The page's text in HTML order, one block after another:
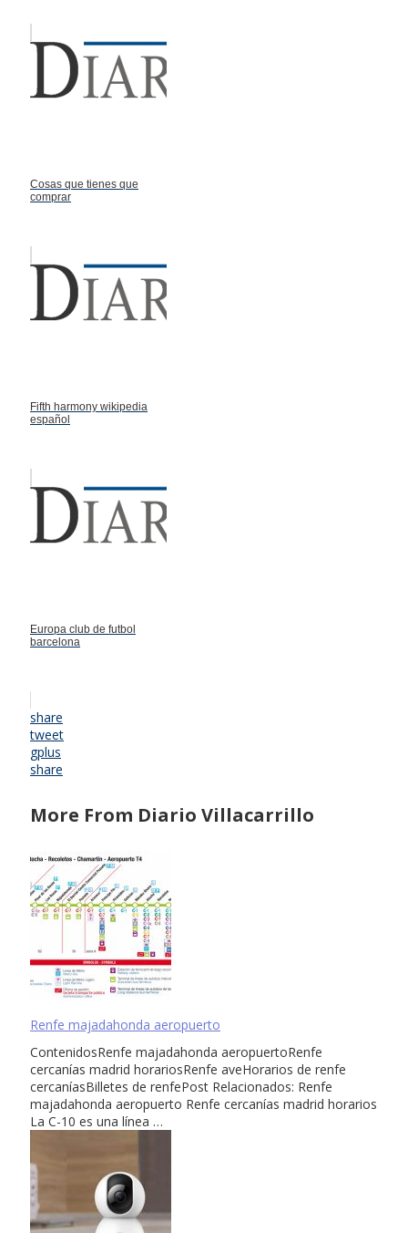
Cosas que tienes que
comprar
Fifth harmony wikipedia
español
Europa club de futbol
barcelona
share
tweet
gplus
share
More From Diario Villacarrillo
Renfe majadahonda aeropuerto
ContenidosRenfe majadahonda aeropuertoRenfe
cercanías madrid horariosRenfe aveHorarios de renfe
cercaníasBilletes de renfePost Relacionados: Renfe
majadahonda aeropuerto Renfe cercanías madrid horarios
La C-10 es una línea …